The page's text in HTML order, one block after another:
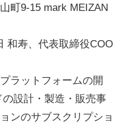
町9-15 mark MEIZAN
和寿、代表取締役COO
ラットフォームの開
設計・製造・販売事
ンのサブスクリプショ